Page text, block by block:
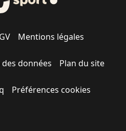
Mentions légales
données Plan du site
Préférences cookies